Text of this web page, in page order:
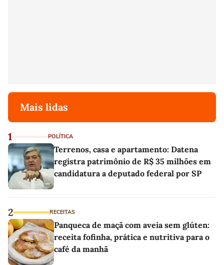
Mais lidas
1 POLÍTICA
Terrenos, casa e apartamento: Datena
registra patrimônio de R$ 35 milhões em
candidatura a deputado federal por SP
2 RECEITAS
Panqueca de maçã com aveia sem glúten:
receita fofinha, prática e nutritiva para o
café da manhã